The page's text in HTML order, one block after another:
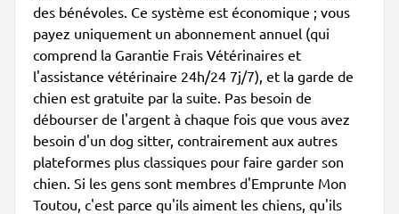
des bénévoles. Ce système est économique ; vous
payez uniquement un abonnement annuel (qui
comprend la Garantie Frais Vétérinaires et
l'assistance vétérinaire 24h/24 7j/7), et la garde de
chien est gratuite par la suite. Pas besoin de
débourser de l'argent à chaque fois que vous avez
besoin d'un dog sitter, contrairement aux autres
plateformes plus classiques pour faire garder son
chien. Si les gens sont membres d'Emprunte Mon
Toutou, c'est parce qu'ils aiment les chiens, qu'ils